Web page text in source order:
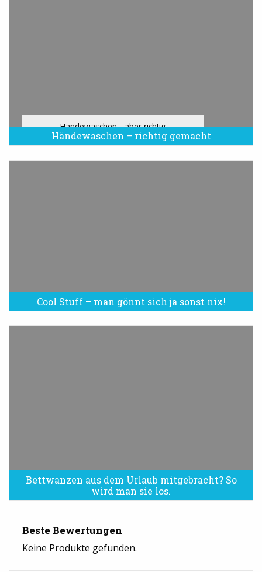
Händewaschen – richtig gemacht
Händewaschen - aber richtig
Cool Stuff – man gönnt sich ja sonst nix!
Bettwanzen aus dem Urlaub mitgebracht? So
wird man sie los.
Bettwanzen sind eine Plage
Beste Bewertungen
Keine Produkte gefunden.